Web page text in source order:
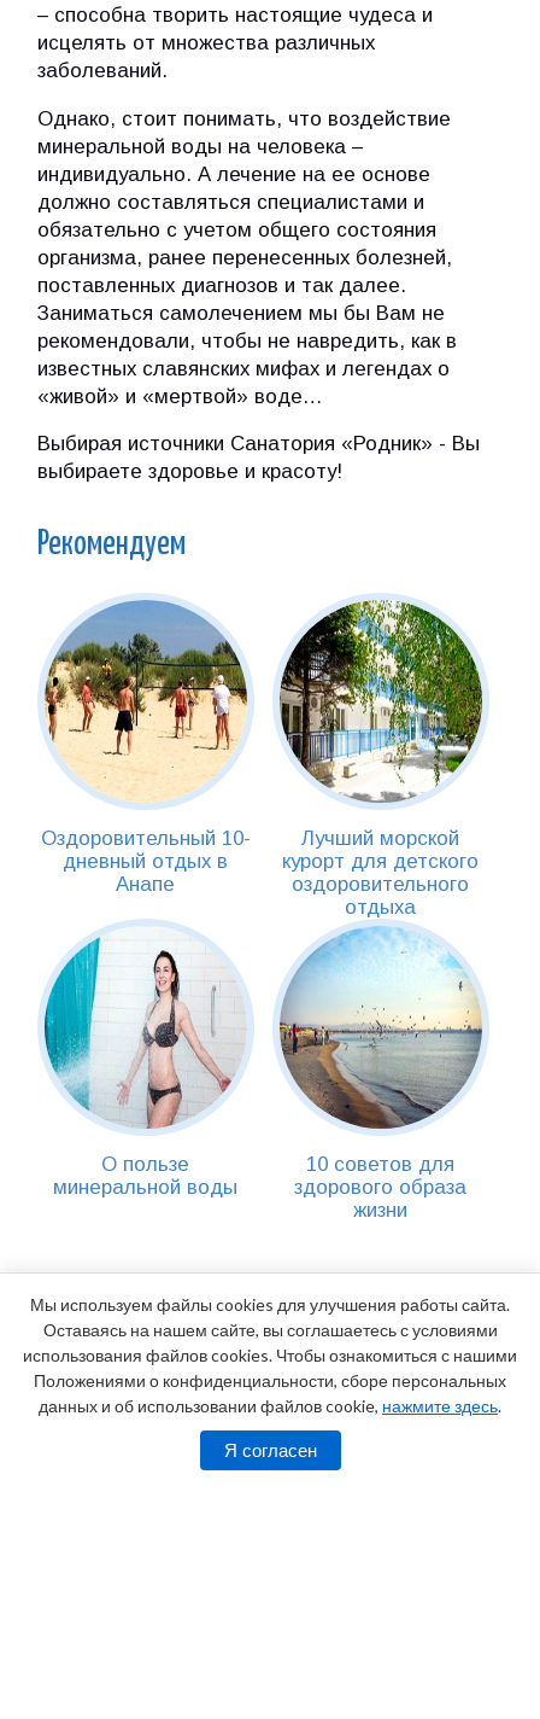
– способна творить настоящие чудеса и
исцелять от множества различных
заболеваний.
Однако, стоит понимать, что воздействие
минеральной воды на человека –
индивидуально. А лечение на ее основе
должно составляться специалистами и
обязательно с учетом общего состояния
организма, ранее перенесенных болезней,
поставленных диагнозов и так далее.
Заниматься самолечением мы бы Вам не
рекомендовали, чтобы не навредить, как в
известных славянских мифах и легендах о
«живой» и «мертвой» воде…
Выбирая источники Санатория «Родник» - Вы
выбираете здоровье и красоту!
Рекомендуем
Оздоровительный 10-
дневный отдых в
Анапе
Лучший морской
курорт для детского
оздоровительного
отдыха
О пользе
минеральной воды
10 советов для
здорового образа
жизни
Мы используем файлы cookies для улучшения работы сайта.
Оставаясь на нашем сайте, вы соглашаетесь с условиями
использования файлов cookies. Чтобы ознакомиться с нашими
Положениями о конфиденциальности, сборе персональных
данных и об использовании файлов cookie, нажмите здесь.
Я согласен